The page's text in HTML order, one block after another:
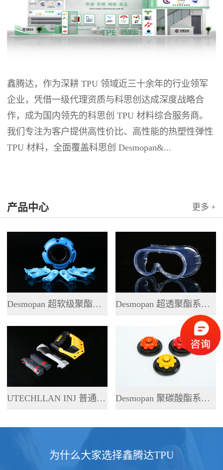
鑫腾达，作为深耕 TPU 领域近三十余年的行业领军
企业，凭借一级代理资质与科思创达成深度战略合
作，成为国内领先的科思创 TPU 材料综合服务商。
我们专注为客户提供高性价比、高性能的热塑性弹性
TPU 材料，全面覆盖科思创 Desmopan&...
产品中心 更多 +
Desmopan 超软级聚酯系列 TPU Desmopan 超透聚酯系列 TPU
UTECHLLAN INJ 普通聚酯系列 TPU Desmopan 聚碳酸酯系列 TPU
为什么大家选择鑫腾达TPU